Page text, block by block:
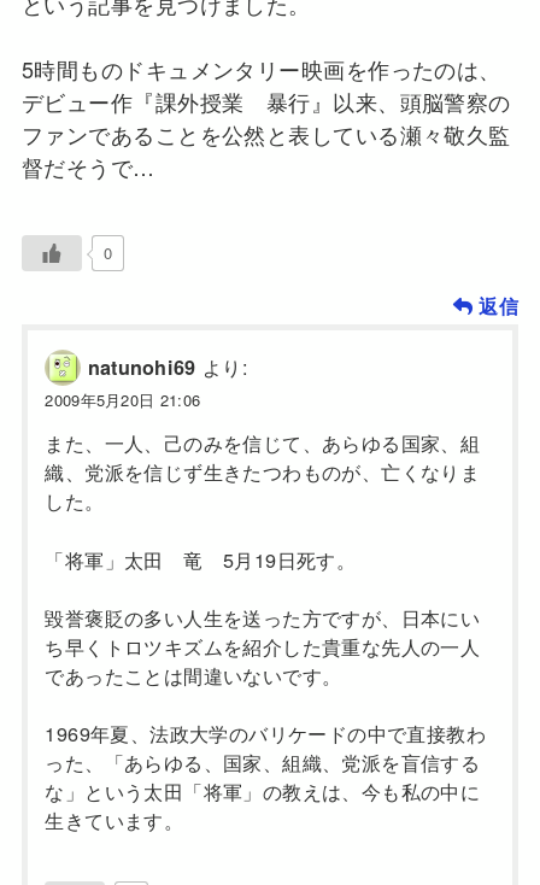
5時間ものドキュメンタリー映画を作ったのは、
デビュー作『課外授業 暴行』以来、頭脳警察の
ファンであることを公然と表している瀬々敬久監
督だそうで…
0
返信
natunohi69 より:
2009年5月20日 21:06
また、一人、己のみを信じて、あらゆる国家、組
織、党派を信じず生きたつわものが、亡くなりま
した。
「将軍」太田 竜 5月19日死す。
毀誉褒貶の多い人生を送った方ですが、日本にい
ち早くトロツキズムを紹介した貴重な先人の一人
であったことは間違いないです。
1969年夏、法政大学のバリケードの中で直接教わ
った、「あらゆる、国家、組織、党派を盲信する
な」という太田「将軍」の教えは、今も私の中に
生きています。